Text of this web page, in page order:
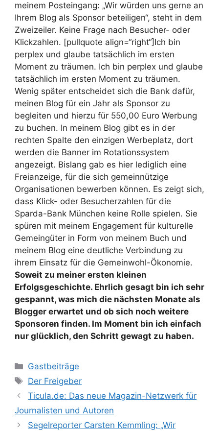
meinem Posteingang: „Wir würden uns gerne an
Ihrem Blog als Sponsor beteiligen“, steht in dem
Zweizeiler. Keine Frage nach Besucher- oder
Klickzahlen. [pullquote align=“right“]Ich bin
perplex und glaube tatsächlich im ersten
Moment zu träumen. Ich bin perplex und glaube
tatsächlich im ersten Moment zu träumen.
Wenig später entscheidet sich die Bank dafür,
meinen Blog für ein Jahr als Sponsor zu
begleiten und hierzu für 550,00 Euro Werbung
zu buchen. In meinem Blog gibt es in der
rechten Spalte den einzigen Werbeplatz, dort
werden die Banner im Rotationssystem
angezeigt. Bislang gab es hier lediglich eine
Freianzeige, für die sich gemeinnützige
Organisationen bewerben können. Es zeigt sich,
dass Klick- oder Besucherzahlen für die
Sparda-Bank München keine Rolle spielen. Sie
spüren mit meinem Engagement für kulturelle
Gemeingüter in Form von meinem Buch und
meinem Blog eine deutliche Verbindung zu
ihrem Einsatz für die Gemeinwohl-Ökonomie.
Soweit zu meiner ersten kleinen
Erfolgsgeschichte. Ehrlich gesagt bin ich sehr
gespannt, was mich die nächsten Monate als
Blogger erwartet und ob sich noch weitere
Sponsoren finden. Im Moment bin ich einfach
nur glücklich, den Schritt gewagt zu haben.
Kategorien
Gastbeiträge
Schlagwörter
Der Freigeber
Ticula.de: Das neue Magazin-Netzwerk für
Journalisten und Autoren
Segelreporter Carsten Kemmling: „Wir